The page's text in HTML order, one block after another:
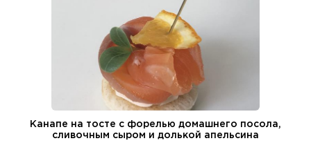
Канапе на тосте с форелью домашнего посола,
сливочным сыром и долькой апельсина